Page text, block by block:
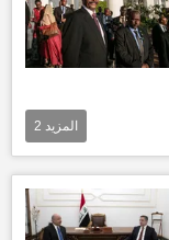
المزيد 2